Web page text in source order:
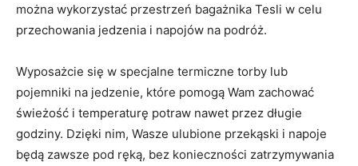
można wykorzystać przestrzeń bagażnika Tesli w celu
przechowania jedzenia i napojów⁤ na podróż.
Wyposażcie się w specjalne termiczne torby ⁣lub
pojemniki⁣ na jedzenie, które ⁣pomogą Wam‍ zachować
świeżość i ​temperaturę potraw nawet ⁣przez długie
godziny. Dzięki nim,‍ Wasze ulubione przekąski i napoje
będą zawsze pod ręką, ‍bez konieczności zatrzymywania